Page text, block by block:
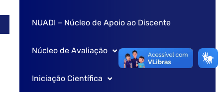
Sobre o PIBIC – EM
Comitê Institucional
Comissão de pesquisa
NUADI – Núcleo de Apoio ao Discente
Núcleo de Avaliação
Caderno de Avaliação
Iniciação Científica